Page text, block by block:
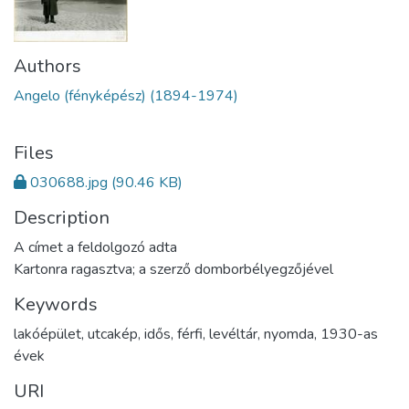
Authors
Angelo (fényképész) (1894-1974)
Files
030688.jpg (90.46 KB)
Description
A címet a feldolgozó adta
Kartonra ragasztva; a szerző domborbélyegzőjével
Keywords
lakóépület, utcakép, idős, férfi, levéltár, nyomda, 1930-as
évek
URI